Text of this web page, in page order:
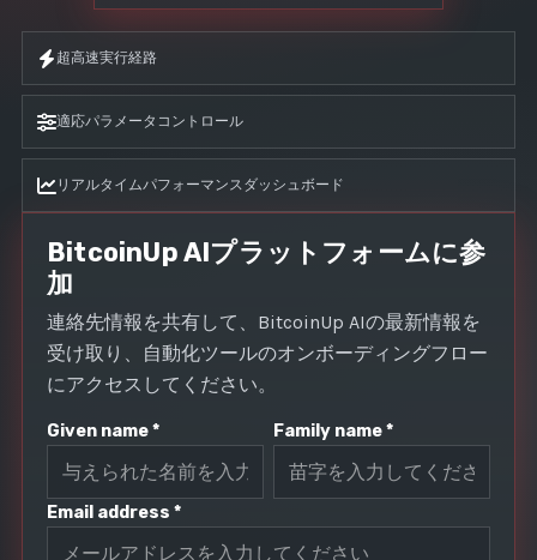
超高速実行経路
適応パラメータコントロール
リアルタイムパフォーマンスダッシュボード
BitcoinUp AIプラットフォームに参
加
連絡先情報を共有して、BitcoinUp AIの最新情報を
受け取り、自動化ツールのオンボーディングフロー
にアクセスしてください。
Given name * Family name *
Email address *